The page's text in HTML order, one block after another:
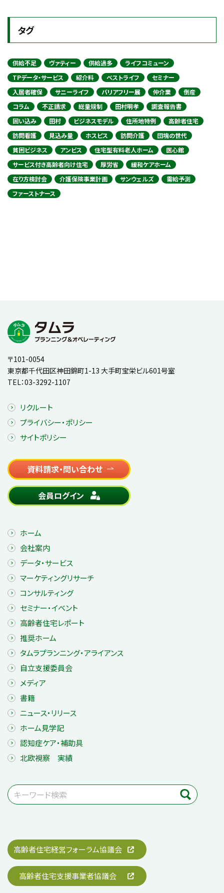
タグ
供給不足 ヴァティー 供給過多
ライフコミューン
TPデータ・サービス
紹介料 ベストライフ
セミナー
入居者確保
サニーライフ バリアフリー展 仲介業
倒産
コラム
不正請求 総量規制 田村明孝
調査報告書
囲い込み
田村 ビジネスモデル 住所地特例
高齢者住宅
訪問看護
見込み量 ホスピス 訪問介護
団塊の世代
貧困ビジネス
アンビス 住宅型有料老人ホーム
医心館
サービス付き高齢者向け住宅
厚労省
緩和ケアホーム
在り方検討会
介護保険事業計画 サンウェルズ
需給予測
ファーストナース
〒101-0054
東京都千代田区神田錦町1-13 大手町宝栄ビル601号室
TEL：03-3292-1107
リクルート
プライバシー・ポリシー
サイトポリシー
資料請求・問い合わせ
会員ログイン
ホーム
会社案内
データ・サービス
マーケティングリサーチ
コンサルティング
セミナー・イベント
高齢者住宅レポート
推奨ホーム
タムラプランニング・アライアンス
自立支援委員会
メディア
書籍
ニュース・リリース
ホーム見学記
認知症ケア・補助具
北欧視察 実績
高齢者住宅経営フォーラム協議会
高齢者住宅支援事業者協議会